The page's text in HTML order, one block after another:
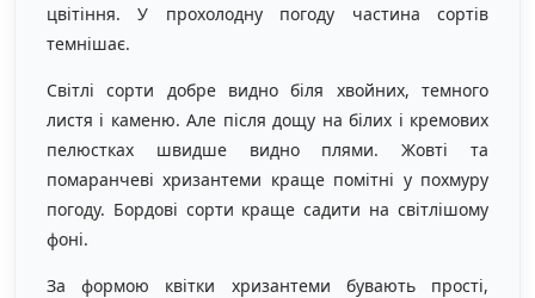
цвітіння. У прохолодну погоду частина сортів
темнішає.
Світлі сорти добре видно біля хвойних, темного
листя і каменю. Але після дощу на білих і кремових
пелюстках швидше видно плями. Жовті та
помаранчеві хризантеми краще помітні у похмуру
погоду. Бордові сорти краще садити на світлішому
фоні.
За формою квітки хризантеми бувають прості,